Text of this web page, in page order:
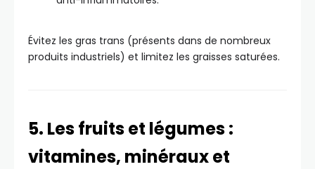
Évitez les gras trans (présents dans de nombreux
produits industriels) et limitez les graisses saturées.
5. Les fruits et légumes :
vitamines, minéraux et